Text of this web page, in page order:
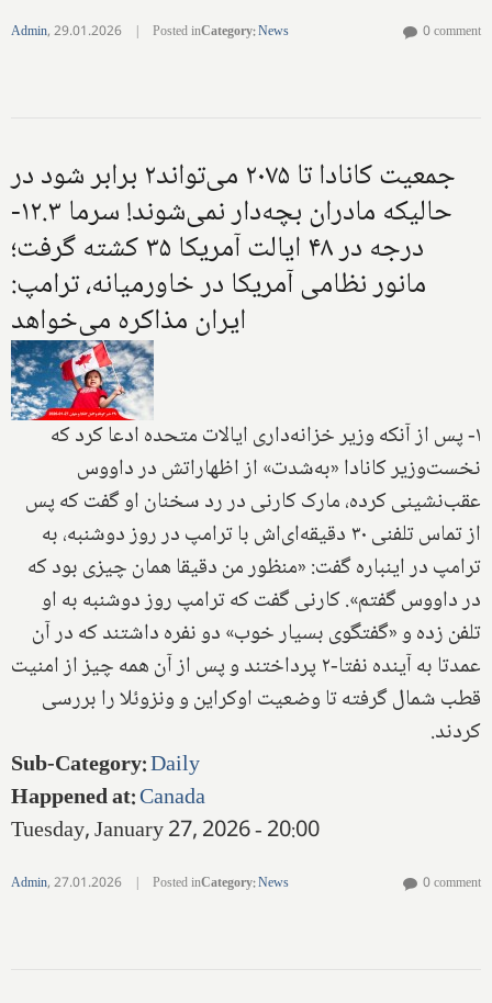
Admin,29.01.2026 | Posted inCategory:News 0 comment
جمعیت کانادا تا ۲۰۷۵ می‌تواند۲ برابر شود در
حالیکه مادران بچه‌دار نمی‌شوند! سرما ۱۲.۳-
درجه در ۴۸ ایالت آمریکا ۳۵ کشته گرفت؛
مانور نظامی آمریکا در خاورمیانه، ترامپ:
ایران مذاکره می‌خواهد
۱- پس از آنکه وزیر خزانه‌داری ایالات متحده ادعا کرد که
نخست‌وزیر کانادا «به‌شدت» از اظهاراتش در داووس
عقب‌نشینی کرده، مارک کارنی در رد سخنان او گفت که پس
از تماس تلفنی ۳۰ دقیقه‌ای‌اش با ترامپ در روز دوشنبه، به
ترامپ در اینباره گفت: «منظور من دقیقا همان چیزی بود که
در داووس گفتم». کارنی گفت که ترامپ روز دوشنبه به او
تلفن زده و «گفتگوی بسیار خوب» دو نفره داشتند که در آن
عمدتا به آینده نفتا-۲ پرداختند و پس از آن همه چیز از امنیت
قطب شمال گرفته تا وضعیت اوکراین و ونزوئلا را بررسی
کردند.
Sub-Category:Daily
Happened at:Canada
Tuesday, January 27, 2026 - 20:00
Admin,27.01.2026 | Posted inCategory:News 0 comment